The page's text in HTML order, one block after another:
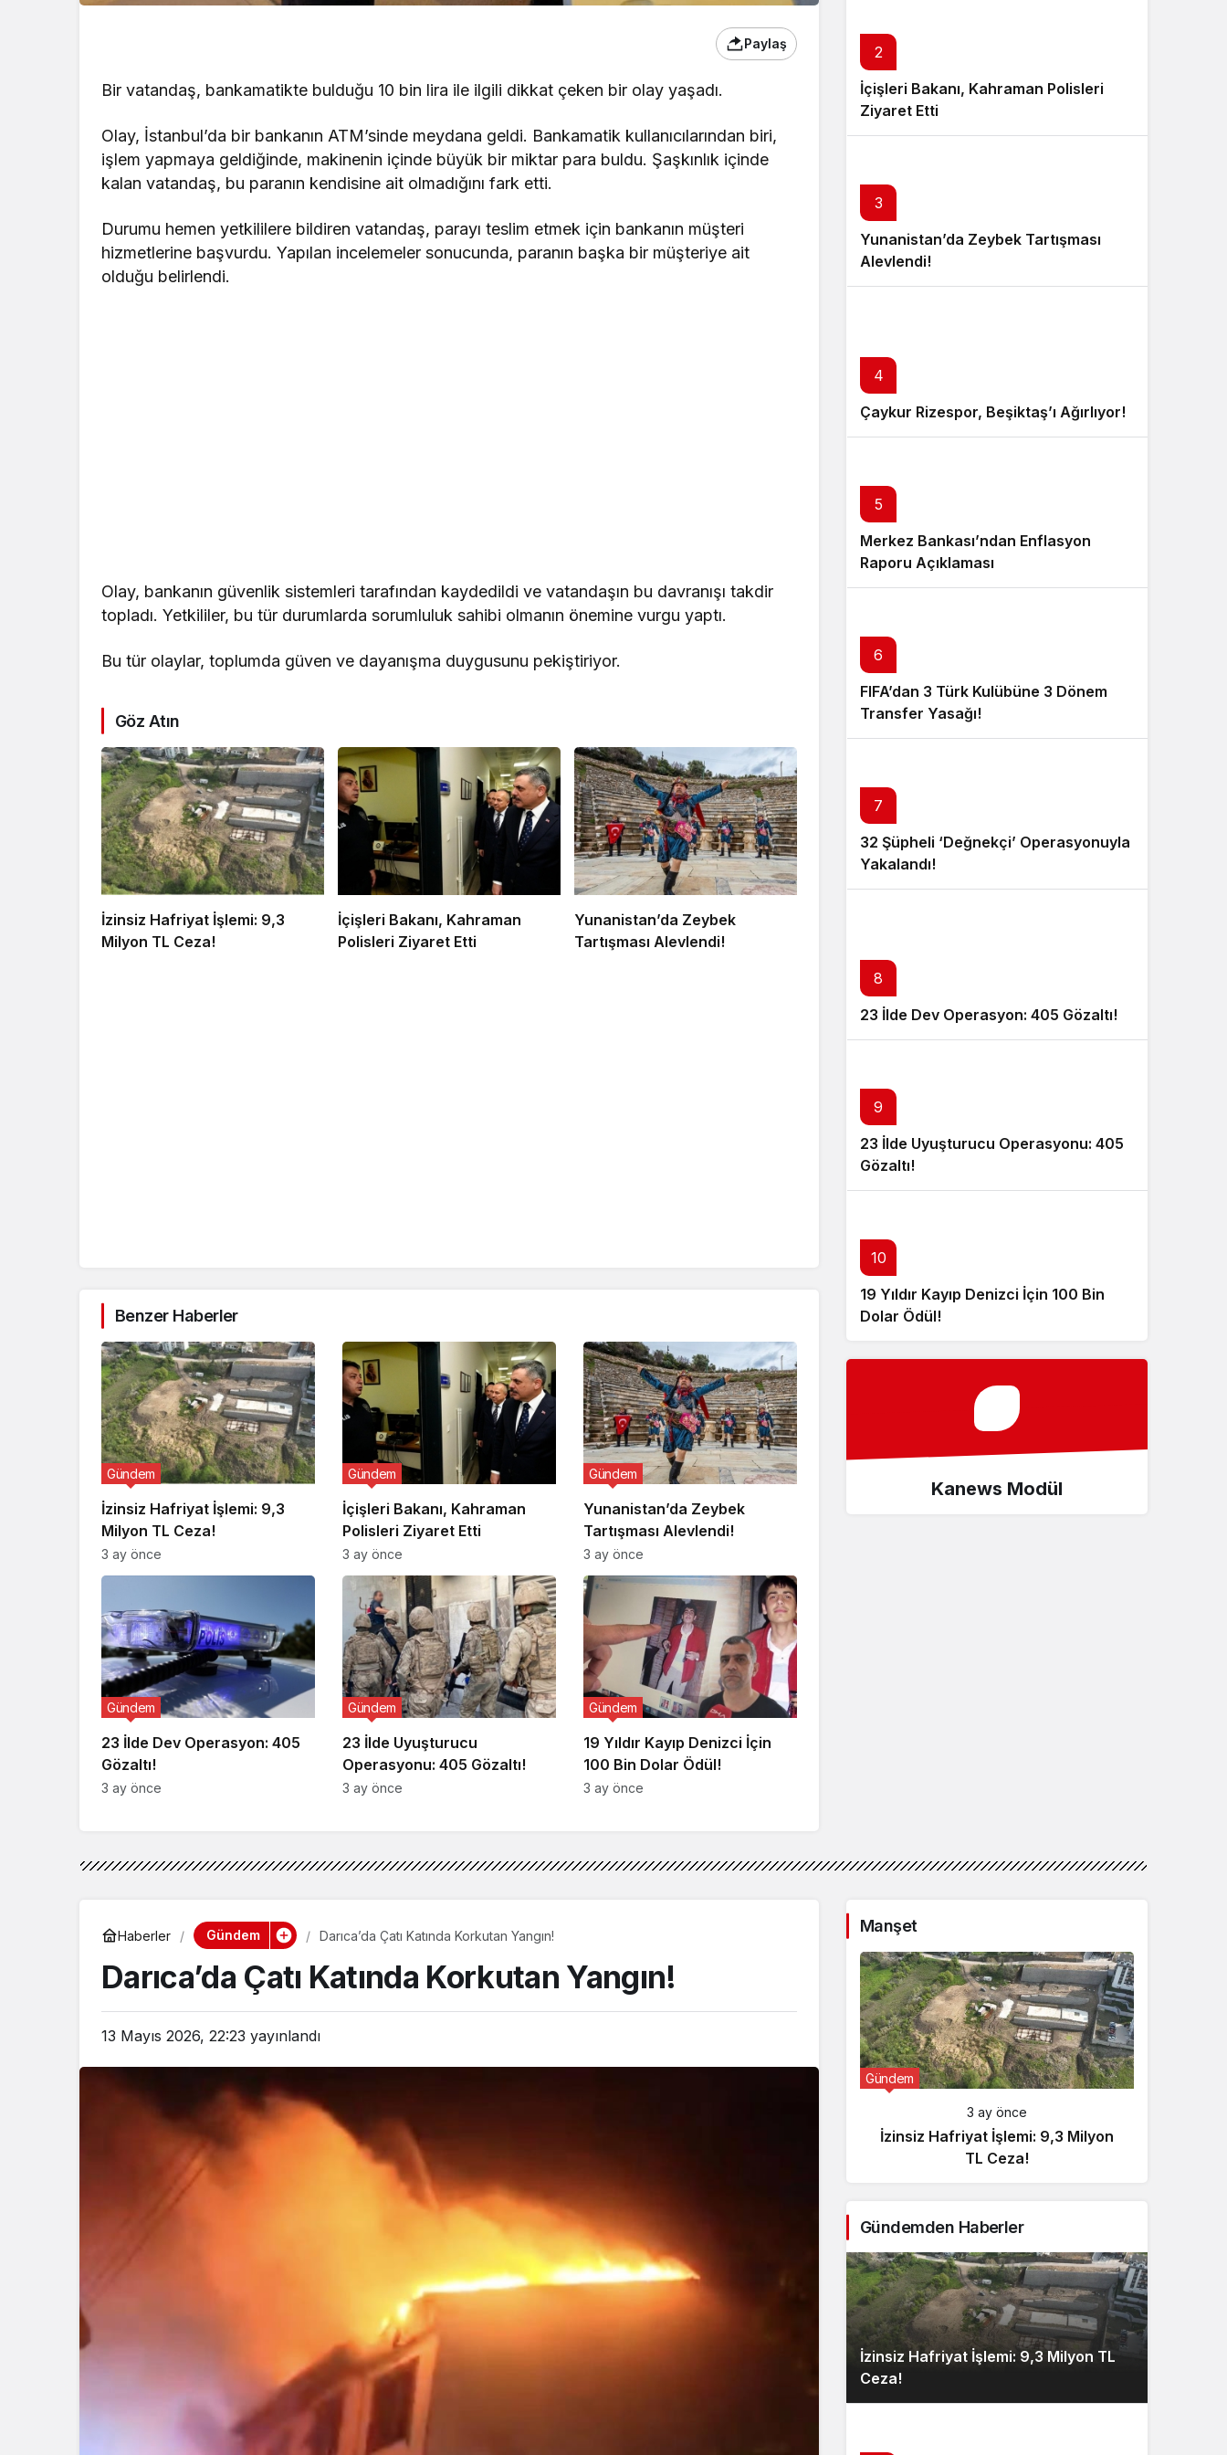
Paylaş
Bir vatandaş, bankamatikte bulduğu 10 bin lira ile ilgili dikkat çeken bir olay yaşadı.
Olay, İstanbul’da bir bankanın ATM’sinde meydana geldi. Bankamatik kullanıcılarından biri,
işlem yapmaya geldiğinde, makinenin içinde büyük bir miktar para buldu. Şaşkınlık içinde
kalan vatandaş, bu paranın kendisine ait olmadığını fark etti.
Durumu hemen yetkililere bildiren vatandaş, parayı teslim etmek için bankanın müşteri
hizmetlerine başvurdu. Yapılan incelemeler sonucunda, paranın başka bir müşteriye ait
olduğu belirlendi.
Olay, bankanın güvenlik sistemleri tarafından kaydedildi ve vatandaşın bu davranışı takdir
topladı. Yetkililer, bu tür durumlarda sorumluluk sahibi olmanın önemine vurgu yaptı.
Bu tür olaylar, toplumda güven ve dayanışma duygusunu pekiştiriyor.
Göz Atın
İzinsiz Hafriyat İşlemi: 9,3
Milyon TL Ceza!
İçişleri Bakanı, Kahraman
Polisleri Ziyaret Etti
Yunanistan’da Zeybek
Tartışması Alevlendi!
Benzer Haberler
İzinsiz Hafriyat İşlemi: 9,3
Milyon TL Ceza!
Gündem
3 ay önce
İçişleri Bakanı, Kahraman
Polisleri Ziyaret Etti
Gündem
3 ay önce
Yunanistan’da Zeybek
Tartışması Alevlendi!
Gündem
3 ay önce
23 İlde Dev Operasyon: 405
Gözaltı!
Gündem
3 ay önce
23 İlde Uyuşturucu
Operasyonu: 405 Gözaltı!
Gündem
3 ay önce
19 Yıldır Kayıp Denizci İçin
100 Bin Dolar Ödül!
Gündem
3 ay önce
2
İçişleri Bakanı, Kahraman Polisleri
Ziyaret Etti
3
Yunanistan’da Zeybek Tartışması
Alevlendi!
4
Çaykur Rizespor, Beşiktaş’ı Ağırlıyor!
5
Merkez Bankası’ndan Enflasyon
Raporu Açıklaması
6
FIFA’dan 3 Türk Kulübüne 3 Dönem
Transfer Yasağı!
7
32 Şüpheli ‘Değnekçi’ Operasyonuyla
Yakalandı!
8
23 İlde Dev Operasyon: 405 Gözaltı!
9
23 İlde Uyuşturucu Operasyonu: 405
Gözaltı!
10
19 Yıldır Kayıp Denizci İçin 100 Bin
Dolar Ödül!
Kanews Modül
Haberler Gündem Darıca’da Çatı Katında Korkutan Yangın!
Darıca’da Çatı Katında Korkutan Yangın!
13 Mayıs 2026, 22:23 yayınlandı
Manşet
Gündem
3 ay önce
İzinsiz Hafriyat İşlemi: 9,3 Milyon
TL Ceza!
Gündemden Haberler
İzinsiz Hafriyat İşlemi: 9,3 Milyon TL
Ceza!